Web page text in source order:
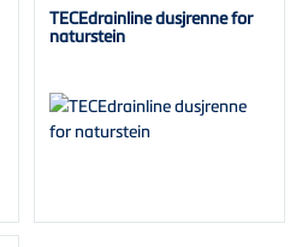
TECEdrainline dusjrenne for
naturstein